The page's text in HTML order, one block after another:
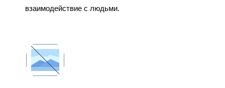
взаимодействие с людьми.